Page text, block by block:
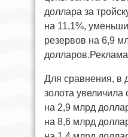
доллара за
на 11,1%,
резервов на 6,9
Для сравнения, в
золота увеличила
на 2,9 млрд
на 8,6 млрд